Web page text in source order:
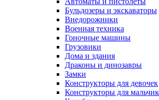
Бульдозеры и экскаваторы
Внедорожники
Военная техника
Гоночные машины
Грузовики
Дома и здания
Драконы и динозавры
Замки
Конструкторы для девочек
Конструкторы для